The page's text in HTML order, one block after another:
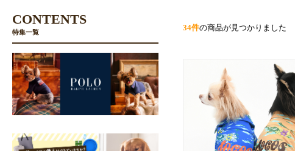
34件の商品が見つかりました
CONTENTS
特集一覧